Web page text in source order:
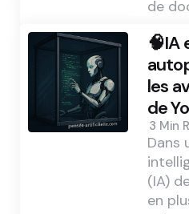
de
🧠IA
les
de
3 Min
Dans
(IA)
en